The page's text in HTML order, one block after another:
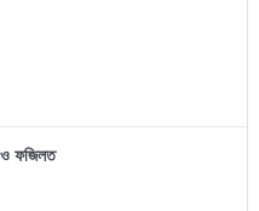
ফজিলত